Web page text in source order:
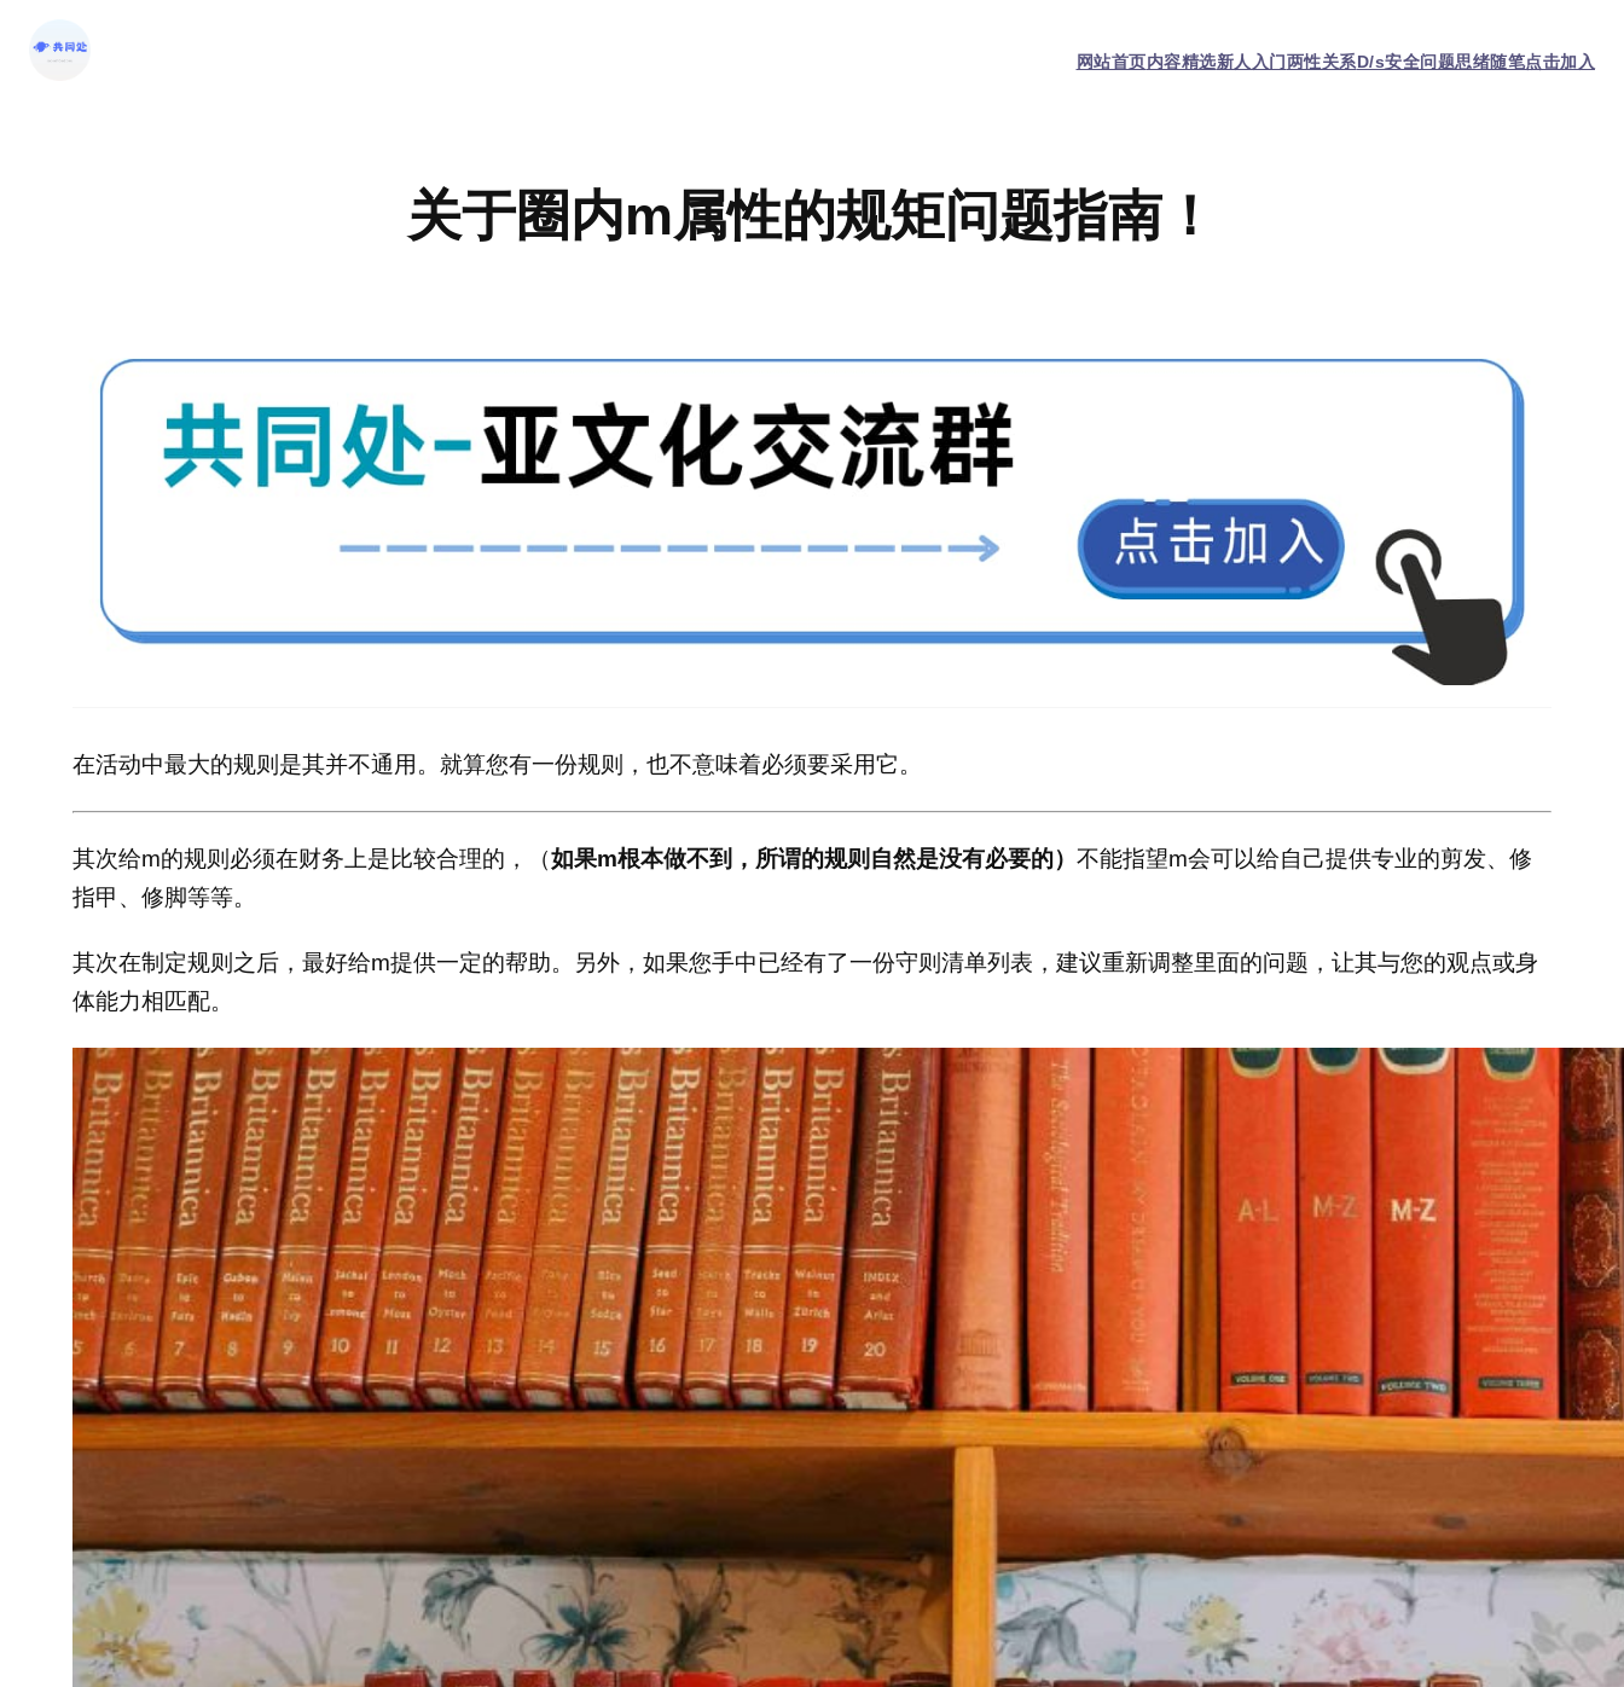
网站首页内容精选新人入门两性关系D/s安全问题思绪随笔点击加入
关于圈内m属性的规矩问题指南！
在活动中最大的规则是其并不通用。就算您有一份规则，也不意味着必须要采用它。
其次给m的规则必须在财务上是比较合理的，（如果m根本做不到，所谓的规则自然是没有必要的） 不能指望m会可以给自己提供专业的剪发、修
指甲、修脚等等。
其次在制定规则之后，最好给m提供一定的帮助。 另外，如果您手中已经有了一份守则清单列表，建议重新调整里面的问题，让其与您的观点或身
体能力相匹配。